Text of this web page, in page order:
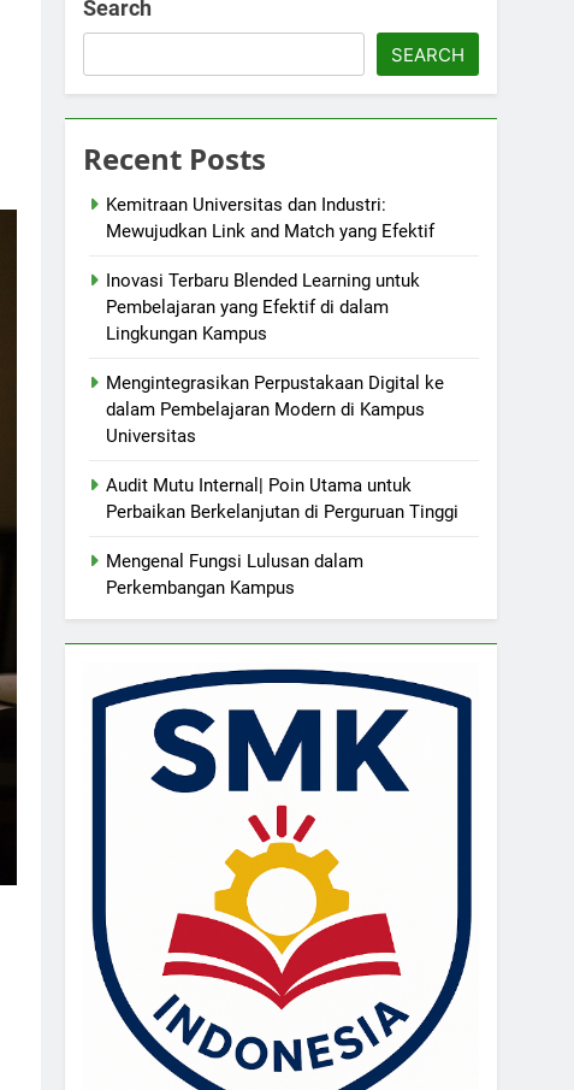
Search
SEARCH
Recent Posts
Kemitraan Universitas dan Industri:
Mewujudkan Link and Match yang Efektif
Inovasi Terbaru Blended Learning untuk
Pembelajaran yang Efektif di dalam
Lingkungan Kampus
Mengintegrasikan Perpustakaan Digital ke
dalam Pembelajaran Modern di Kampus
Universitas
Audit Mutu Internal| Poin Utama untuk
Perbaikan Berkelanjutan di Perguruan Tinggi
Mengenal Fungsi Lulusan dalam
Perkembangan Kampus